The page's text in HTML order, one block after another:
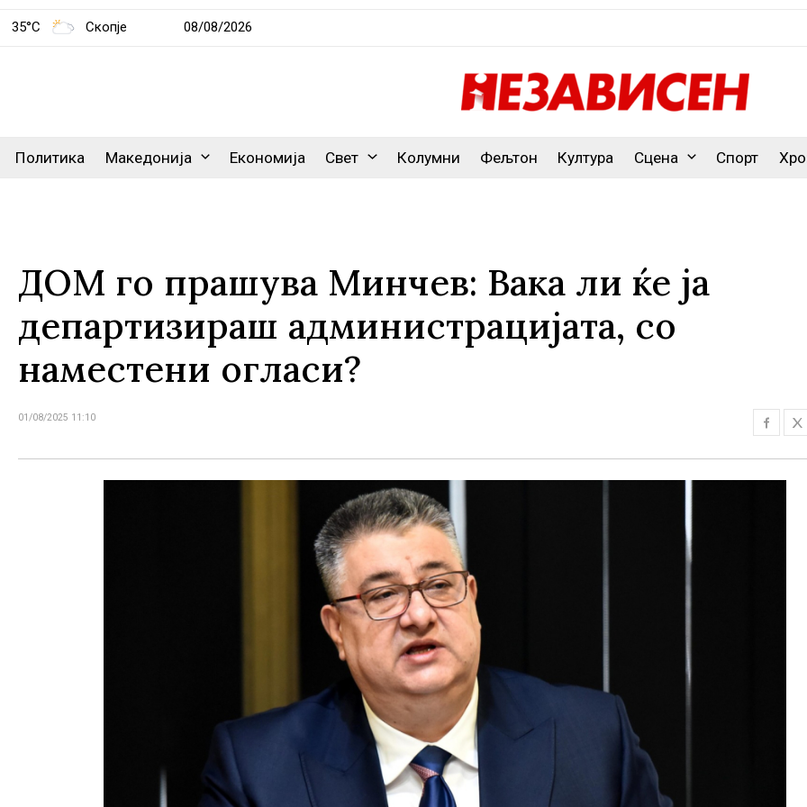
35°C Скопје 08/08/2026
Политика Македонија Економија Свет Колумни Фељтон Култура Сцена Спорт
ДОМ го прашува Минчев: Вака ли ќе ја
департизираш администрацијата, со
наместени огласи?
01/08/2025 11:10